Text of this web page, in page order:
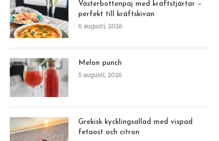
Västerbottenpaj med kräftstjärtar –
perfekt till kräftskivan
6 augusti, 2026
Melon punch
5 augusti, 2026
Grekisk kycklingsallad med vispad
fetaost och citron